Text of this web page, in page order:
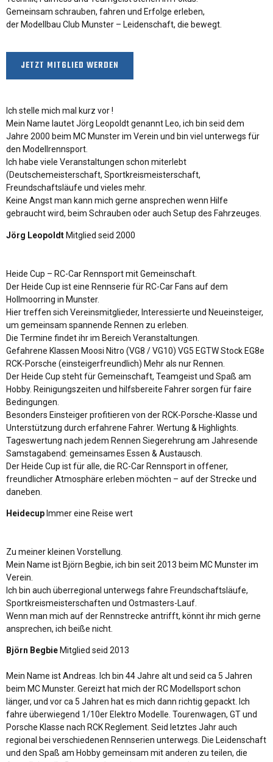
Gemeinsam schrauben, fahren und Erfolge erleben,
der Modellbau Club Munster – Leidenschaft, die bewegt.
JETZT MITGLIED WERDEN
Ich stelle mich mal kurz vor !
Mein Name lautet Jörg Leopoldt genannt Leo, ich bin seid dem
Jahre 2000 beim MC Munster im Verein und bin viel unterwegs für
den Modellrennsport.
Ich habe viele Veranstaltungen schon miterlebt
(Deutschemeisterschaft, Sportkreismeisterschaft,
Freundschaftsläufe und vieles mehr.
Keine Angst man kann mich gerne ansprechen wenn Hilfe
gebraucht wird, beim Schrauben oder auch Setup des Fahrzeuges.
Jörg LeopoldtMitglied seid 2000
Heide Cup – RC-Car Rennsport mit Gemeinschaft.
Der Heide Cup ist eine Rennserie für RC-Car Fans auf dem
Hollmoorring in Munster.
Hier treffen sich Vereinsmitglieder, Interessierte und Neueinsteiger,
um gemeinsam spannende Rennen zu erleben.
Die Termine findet ihr im Bereich Veranstaltungen.
Gefahrene Klassen Moosi Nitro (VG8 / VG10) VG5 EGTW Stock EG8e
RCK-Porsche (einsteigerfreundlich) Mehr als nur Rennen.
Der Heide Cup steht für Gemeinschaft, Teamgeist und Spaß am
Hobby. Reinigungszeiten und hilfsbereite Fahrer sorgen für faire
Bedingungen.
Besonders Einsteiger profitieren von der RCK-Porsche-Klasse und
Unterstützung durch erfahrene Fahrer. Wertung & Highlights.
Tageswertung nach jedem Rennen Siegerehrung am Jahresende
Samstagabend: gemeinsames Essen & Austausch.
Der Heide Cup ist für alle, die RC-Car Rennsport in offener,
freundlicher Atmosphäre erleben möchten – auf der Strecke und
daneben.
Heidecup Immer eine Reise wert
Zu meiner kleinen Vorstellung.
Mein Name ist Björn Begbie, ich bin seit 2013 beim MC Munster im
Verein.
Ich bin auch überregional unterwegs fahre Freundschaftsläufe,
Sportkreismeisterschaften und Ostmasters-Lauf.
Wenn man mich auf der Rennstrecke antrifft, könnt ihr mich gerne
ansprechen, ich beiße nicht.
Björn Begbie Mitglied seid 2013
Mein Name ist Andreas. Ich bin 44 Jahre alt und seid ca 5 Jahren
beim MC Munster. Gereizt hat mich der RC Modellsport schon
länger, und vor ca 5 Jahren hat es mich dann richtig gepackt. Ich
fahre überwiegend 1/10er Elektro Modelle. Tourenwagen, GT und
Porsche Klasse nach RCK Reglement. Seid letztes Jahr auch
regional bei verschiedenen Rennserien unterwegs. Die Leidenschaft
und den Spaß am Hobby gemeinsam mit anderen zu teilen, die